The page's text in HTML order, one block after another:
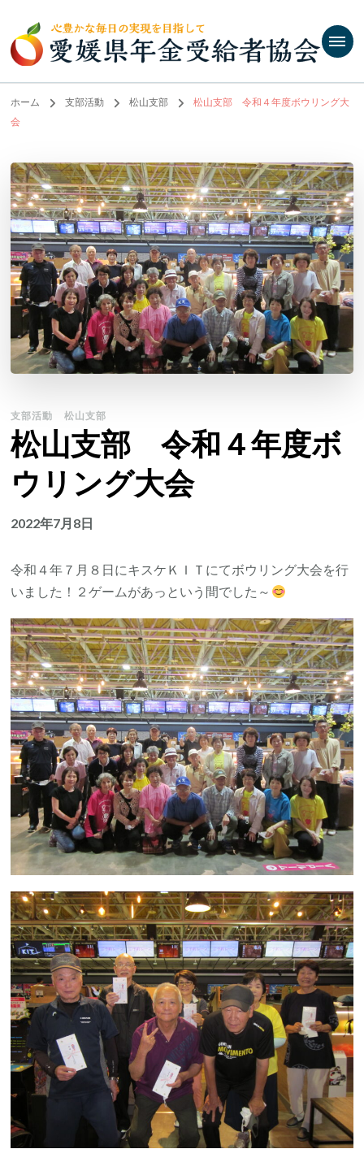
ホーム 支部活動 松山支部
松山支部 令和４年度ボウリング大
会
支部活動 松山支部
松山支部 令和４年度ボ
ウリング大会
2022年7月8日
令和４年７月８日にキスケＫＩＴにてボウリング大会を行
いました！２ゲームがあっという間でした～